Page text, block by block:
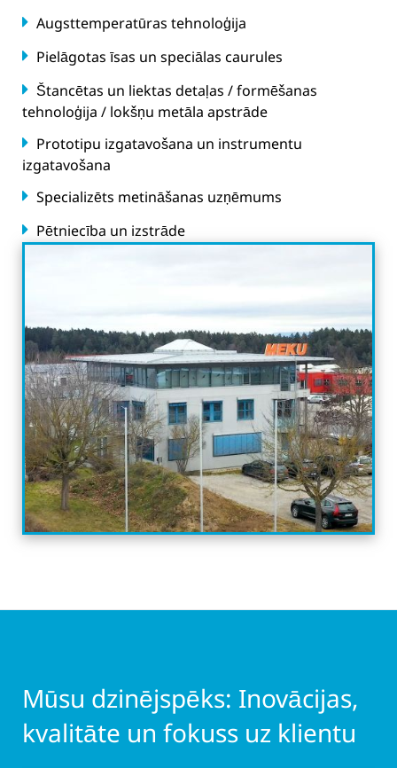
Augsttemperatūras tehnoloģija
Pielāgotas īsas un speciālas caurules
Štancētas un liektas detaļas / formēšanas
tehnoloģija / lokšņu metāla apstrāde
Prototipu izgatavošana un instrumentu
izgatavošana
Specializēts metināšanas uzņēmums
Pētniecība un izstrāde
Mūsu dzinējspēks: Inovācijas,
kvalitāte un fokuss uz klientu